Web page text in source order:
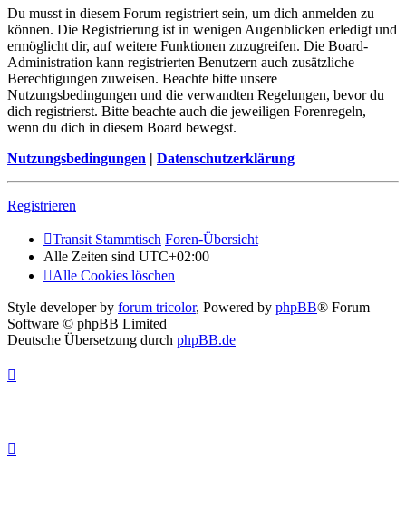
Du musst in diesem Forum registriert sein, um dich anmelden zu
können. Die Registrierung ist in wenigen Augenblicken erledigt und
ermöglicht dir, auf weitere Funktionen zuzugreifen. Die Board-
Administration kann registrierten Benutzern auch zusätzliche
Berechtigungen zuweisen. Beachte bitte unsere
Nutzungsbedingungen und die verwandten Regelungen, bevor du
dich registrierst. Bitte beachte auch die jeweiligen Forenregeln,
wenn du dich in diesem Board bewegst.
Nutzungsbedingungen | Datenschutzerklärung
Registrieren
Transit Stammtisch Foren-Übersicht
Alle Zeiten sind UTC+02:00
Alle Cookies löschen
Style developer by forum tricolor, Powered by phpBB® Forum
Software © phpBB Limited
Deutsche Übersetzung durch phpBB.de